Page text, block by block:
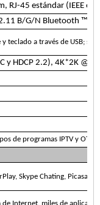
RJ-45 estándar (IEEE
B/G/N Bluetooth ™
teclado a través de USB;
y HDCP 2.2), 4K*2K
de programas IPTV y OTT
Skype Chating, Picasa,
de Internet, miles de